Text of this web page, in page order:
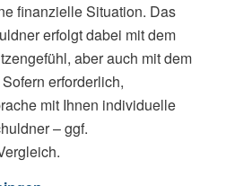
finanzielle Situation. Das
erfolgt dabei mit dem
aber auch mit dem
erforderlich,
mit Ihnen individuelle
– ggf.